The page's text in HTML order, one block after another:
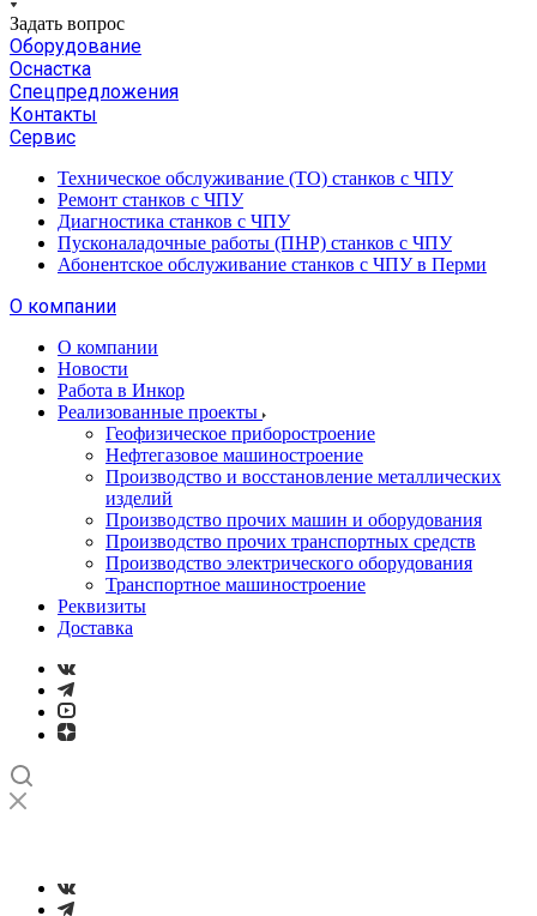
Задать вопрос
Оборудование
Оснастка
Спецпредложения
Контакты
Сервис
Техническое обслуживание (ТО) станков с ЧПУ
Ремонт станков с ЧПУ
Диагностика станков с ЧПУ
Пусконаладочные работы (ПНР) станков с ЧПУ
Абонентское обслуживание станков с ЧПУ в Перми
О компании
О компании
Новости
Работа в Инкор
Реализованные проекты
Геофизическое приборостроение
Нефтегазовое машиностроение
Производство и восстановление металлических
изделий
Производство прочих машин и оборудования
Производство прочих транспортных средств
Производство электрического оборудования
Транспортное машиностроение
Реквизиты
Доставка